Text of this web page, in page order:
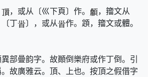
，或从〔巛下頁〕作。
，籀文从
丁
〕，或从 作。顁，籀文或體。
異部曡韵字。故顚倒樂府或作丁倒。引
故廣雅云。頂、上也。按頂之假借字